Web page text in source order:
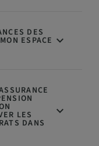
DES
ESPACE
LES
DANS